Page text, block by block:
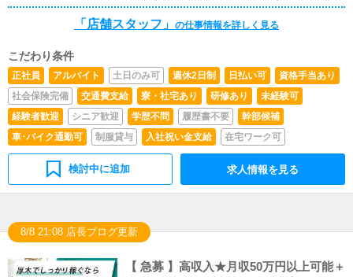
PCを使える方（使ったことがあるという程度で大丈夫で
す）◆エクセルなどの標準的な業務ソフトが使えること
で経営もやってみたいというやる気のある方◆この業界当
店が初めて（未経験）という男性が非常に多いお店です。
◆真面目にお仕事に取り組める向上心のある方であればど
んな方でも年齢は特に問いません。
「店舗スタッフ」 の仕事情報を詳しく見る
こだわり条件
正社員 アルバイト 土日のみ可 週休2日制 日払い可
資格手当あり
社会保険完備
交通費支給 寮・社宅あり 研修あり
未経験可
経験者歓迎
シニア歓迎 学歴不問 履歴書不要
幹部候補
車･バイク通勤可
制服貸与 入社祝い金支給 在宅ワーク可
検討中に追加 求人情報を見る
8/8 21:08 店長ブログ更新
【 急募 】高収入★月収50万円以上可能＋